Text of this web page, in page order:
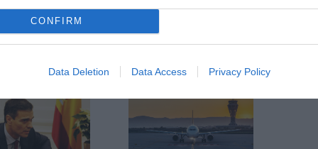
CONFIRM
Data Deletion Data Access Privacy Policy